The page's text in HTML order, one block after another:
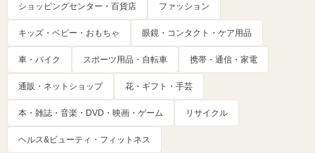
ショッピングセンター・百貨店 ファッション
キッズ・ベビー・おもちゃ 眼鏡・コンタクト・ケア用品
車・バイク スポーツ用品・自転車 携帯・通信・家電
通販・ネットショップ 花・ギフト・手芸
本・雑誌・音楽・DVD・映画・ゲーム リサイクル
ヘルス&ビューティ・フィットネス